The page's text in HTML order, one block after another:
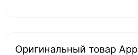
Оригинальный товар